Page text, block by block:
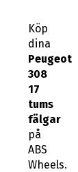
Köp
dina
Peugeot
308
17
tums
fälgar
på
ABS
Wheels.